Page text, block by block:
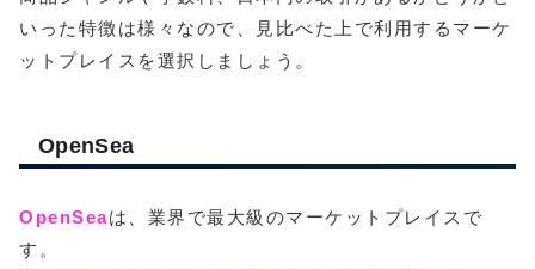
いった特徴は様々なので、見比べた上で利用するマーケ
ットプレイスを選択しましょう。
OpenSea
OpenSeaは、業界で最大級のマーケットプレイスで
す。